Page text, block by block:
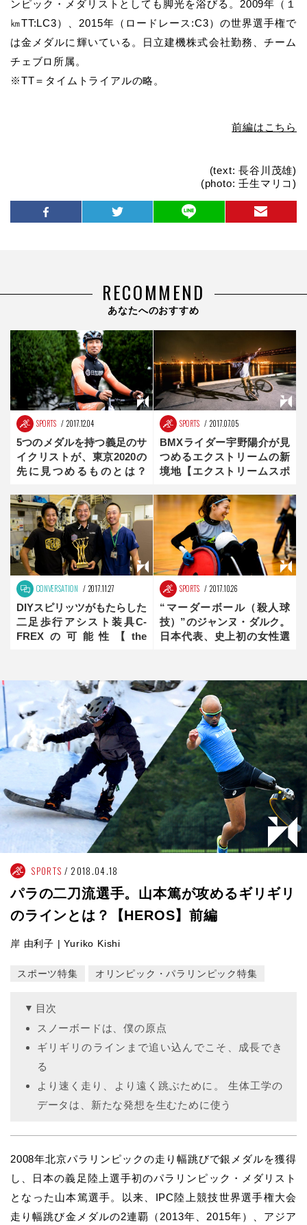
ンピック・メダリストとしても脚光を浴びる。 2009年（１
㎞TT:LC3）、 2015年（ロードレース :C3）の世界選手権で
は金メダルに輝いている。
日立建機株式会社勤務、チーム
チェブロ所属。
※TT＝タイムトライアルの略。
前編はこちら
(text: 長谷川茂雄)
(photo: 壬生マリコ)
RECOMMEND
あなたへのおすすめ
SPORTS 2017.12.04
5つのメダルを持つ義足のサ
イクリストが、東京2020の
先に見つめるものとは？
SPORTS 2017.07.05
BMXライダー宇野陽介が見
つめるエクストリームの新
境地【エクストリームスポ
CONVERSATION 2017.11.27
DIYスピリッツがもたらした
二足歩行アシスト装具C-
FREXの可能性【the
SPORTS 2017.10.26
“マーダーボール（殺人球
技）”のジャンヌ・ダルク。
日本代表、史上初の女性選
SPORTS 2018.04.18
パラの二刀流選手。山本篤が攻めるギリギリ
のラインとは？【HEROS】前編
岸 由利子 | Yuriko Kishi
スポーツ特集 オリンピック・パラリンピック特集
目次
スノーボードは、僕の原点
ギリギリのラインまで追い込んでこそ、成長でき
る
より速く走り、より遠く跳ぶために。 生体工学の
データは、新たな発想を生むために使う
2008年北京パラリンピックの走り幅跳びで銀メダルを獲得
し、日本の義足陸上選手初のパラリンピック・メダリスト
となった山本篤選手。以来、IPC陸上競技世界選手権大会
走り幅跳び金メダルの2連覇（2013年、2015年）、アジア